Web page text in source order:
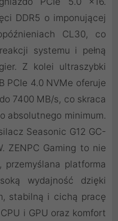
DDR5 o imponującej
CL30, co
systemu i pełną
Z kolei ultraszybki
PCIe 4.0 NVMe oferuje
7400 MB/s, co skraca
absolutnego minimum.
Seasonic G12 GC-
ZENPC Gaming to nie
platforma
wydajność dzięki
stabilną i cichą pracę
i GPU oraz komfort